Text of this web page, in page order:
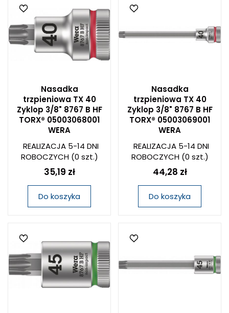
Nasadka
trzpieniowa TX 40
Zyklop 3/8" 8767 B HF
TORX® 05003068001
WERA
REALIZACJA 5-14 DNI
ROBOCZYCH(0 szt.)
35,19 zł
Do koszyka
Nasadka
trzpieniowa TX 40
Zyklop 3/8" 8767 B HF
TORX® 05003069001
WERA
REALIZACJA 5-14 DNI
ROBOCZYCH(0 szt.)
44,28 zł
Do koszyka